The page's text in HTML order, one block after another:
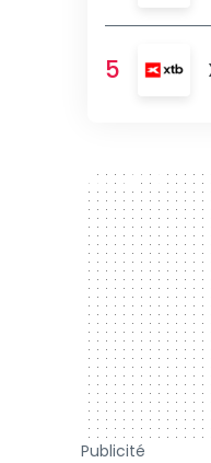
5
300 x 250
Publicité